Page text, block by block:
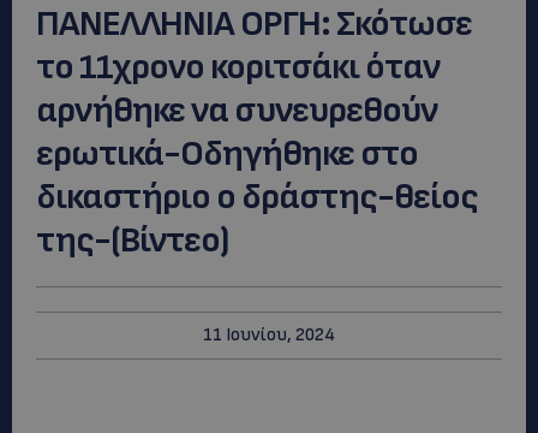
ΠΑΝΕΛΛΗΝΙΑ ΟΡΓΗ: Σκότωσε
το 11χρονο κοριτσάκι όταν
αρνήθηκε να συνευρεθούν
ερωτικά-Οδηγήθηκε στο
δικαστήριο ο δράστης-θείος
της-(Βίντεο)
11 Ιουνίου, 2024